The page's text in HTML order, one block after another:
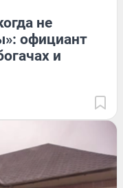
не
официант
и